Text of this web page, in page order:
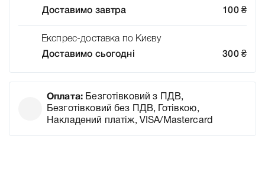
Доставимо завтра
100 ₴
Експрес-доставка по Києву
Доставимо сьогодні
300 ₴
Оплата: Безготівковий з ПДВ,
Безготівковий без ПДВ, Готівкою,
Накладений платіж, VISA/Mastercard